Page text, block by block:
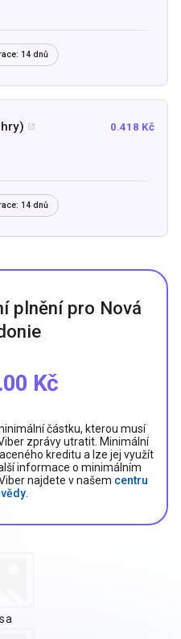
14 dnů
 0.418 Kč
14 dnů
plnění pro Nová
Kč
částku, kterou musí
zprávy utratit. Minimální
kreditu a lze jej využít
informace o minimálním
najdete v našem centru
.